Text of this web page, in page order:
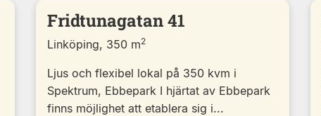
Fridtunagatan 41
Linköping, 350 m2
Ljus och flexibel lokal på 350 kvm i
Spektrum, Ebbepark I hjärtat av Ebbepark
finns möjlighet att etablera sig i...